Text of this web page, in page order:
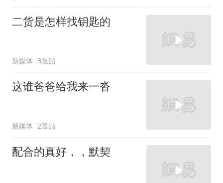
二货是怎样找钥匙的
新媒体 3跟贴
这谁爸爸给我来一沓
新媒体 2跟贴
配合的真好，，默契